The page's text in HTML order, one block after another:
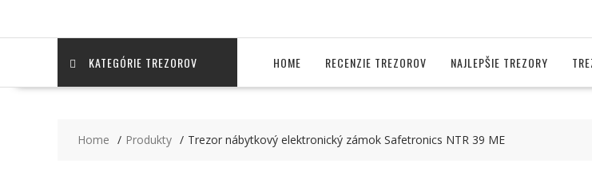
KATEGÓRIE TREZOROV HOME RECENZIE TREZOROV NAJLEPŠIE TREZORY
Home Produkty Trezor nábytkový elektronický zámok Safetronics NTR 39 ME